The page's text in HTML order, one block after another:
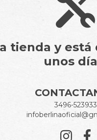
tienda y
unos
3496-523933